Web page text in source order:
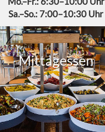
Sa.–So.: 7:00–10:30 Uhr
Mittagessen